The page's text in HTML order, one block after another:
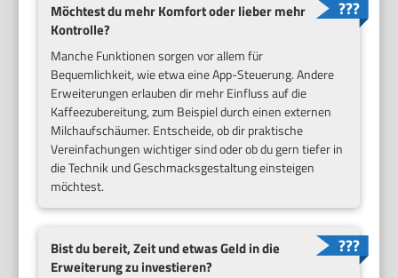
Möchtest du mehr Komfort oder lieber mehr
Kontrolle?
Manche Funktionen sorgen vor allem für
Bequemlichkeit, wie etwa eine App-Steuerung. Andere
Erweiterungen erlauben dir mehr Einfluss auf die
Kaffeezubereitung, zum Beispiel durch einen externen
Milchaufschäumer. Entscheide, ob dir praktische
Vereinfachungen wichtiger sind oder ob du gern tiefer in
die Technik und Geschmacksgestaltung einsteigen
möchtest.
Bist du bereit, Zeit und etwas Geld in die
Erweiterung zu investieren?